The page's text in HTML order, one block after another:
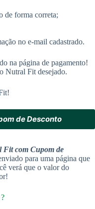
de forma correta;
no e-mail cadastrado.
na página de pagamento!
Nutral Fit desejado.
de Desconto
com Cupom de
para uma página que
verá que o valor do
?